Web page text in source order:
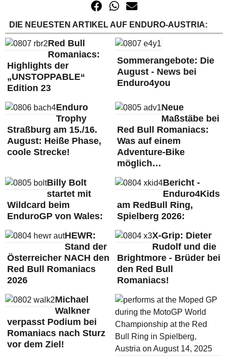
DIE NEUESTEN ARTIKEL AUF ENDURO-AUSTRIA:
Red Bull
Romaniacs:
Highlights der
„UNSTOPPABLE“
Edition 23
Sommerangebote: Die
August - News bei
Enduro4you
Enduro
Trophy
Straßburg am 15./16.
August: Heiße Phase,
coole Strecke!
Neue
Maßstäbe bei
Red Bull Romaniacs:
Was auf einem
Adventure-Bike
möglich…
Billy Bolt
startet mit
Wildcard beim
EnduroGP von Wales:
Bericht -
Enduro4Kids
am RedBull Ring,
Spielberg 2026:
HEWR:
Stand der
Österreicher NACH den
Red Bull Romaniacs
2026
X-Grip: Dieter
Rudolf und die
Brightmore - Brüder bei
den Red Bull
Romaniacs!
Michael
Walkner
verpasst Podium bei
Romaniacs nach Sturz
vor dem Ziel!